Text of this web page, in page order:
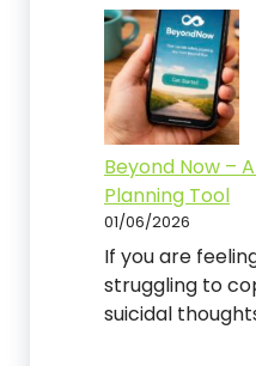
Beyond Now –
Planning Tool
01/06/2026
If you are
struggling to
suicidal